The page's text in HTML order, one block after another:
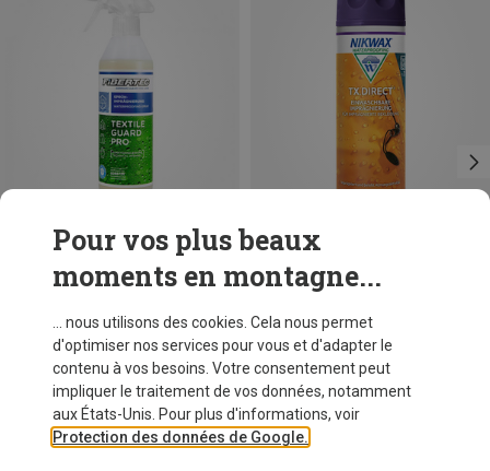
Vous économisez 20% Vous économisez jusqu'à 23%
Pour vos plus beaux
moments en montagne...
... nous utilisons des cookies. Cela nous permet
d'optimiser nos services pour vous et d'adapter le
contenu à vos besoins. Votre consentement peut
impliquer le traitement de vos données, notamment
aux États-Unis. Pour plus d'informations, voir
Protection des données de Google.